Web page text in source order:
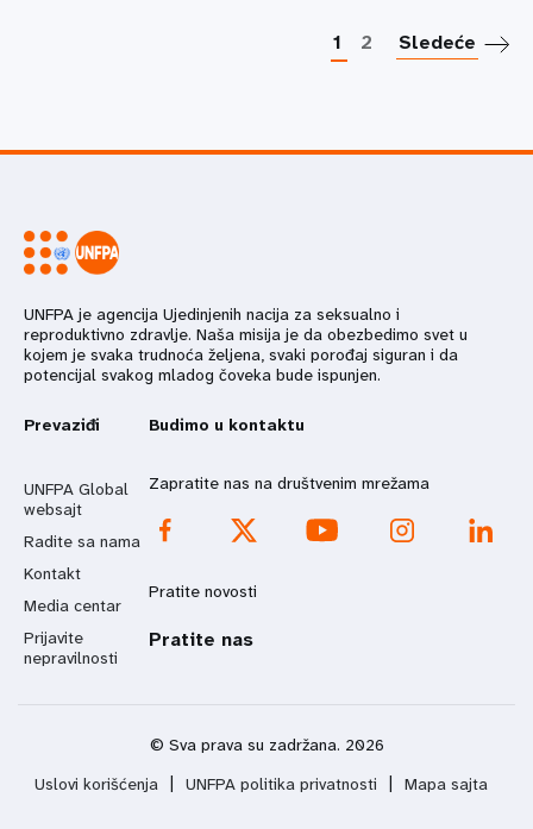
1 2 Sledeće
UNFPA je agencija Ujedinjenih nacija za seksualno i
reproduktivno zdravlje. Naša misija je da obezbedimo svet u
kojem je svaka trudnoća željena, svaki porođaj siguran i da
potencijal svakog mladog čoveka bude ispunjen.
Prevaziđi
UNFPA Global
websajt
Radite sa nama
Kontakt
Media centar
Prijavite
nepravilnosti
Budimo u kontaktu
Zapratite nas na društvenim mrežama
Pratite novosti
Pratite nas
© Sva prava su zadržana. 2026
Uslovi korišćenja
UNFPA politika privatnosti Mapa sajta